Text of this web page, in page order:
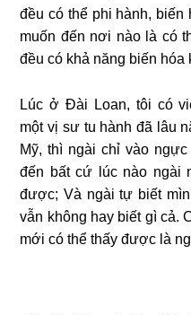
đều có thể phi hành, biến
muốn đến nơi nào là có
đều có khả năng biến hóa
Lúc ở Đài Loan, tôi có
một vị sư tu hành đã lâu
Mỹ, thì ngài chỉ vào
đến bất cứ lúc nào ngài
được; Và ngài tự biết
vẫn không hay biết gì cả.
mới có thể thấy được là